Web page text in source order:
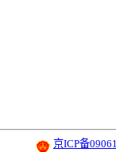
京ICP备